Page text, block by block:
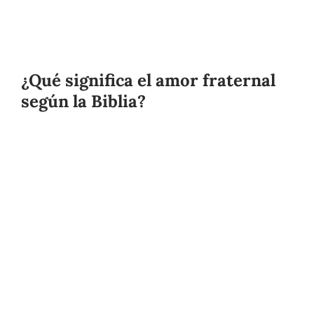
¿Qué significa el amor fraternal
según la Biblia?